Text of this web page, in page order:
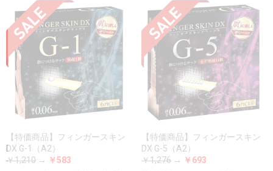
【特価商品】フィンガースキン
DX G-1（A2）
￥1,210 → ￥583
【特価商品】フィンガースキン
DX G-5（A2）
￥1,276 → ￥693